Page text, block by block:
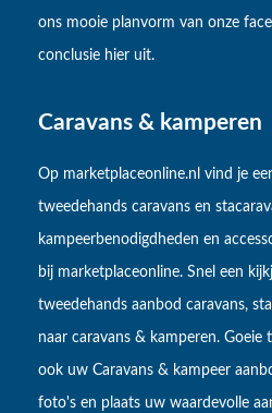
ons mooie planvorm van onze
conclusie hier uit.
Caravans & kamperen
Op marketplaceonline.nl vind je
tweedehands caravans en
kampeerbenodigdheden en
bij marketplaceonline. Snel een
tweedehands aanbod caravans,
naar caravans & kamperen.
ook uw Caravans & kampeer
foto's en plaats uw waardevolle